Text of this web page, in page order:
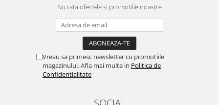
Nu rata ofertele si promotiile noastre
Vreau sa primesc newsletter cu promotiile
magazinului. Afla mai multe in Politica de
Confidentialitate